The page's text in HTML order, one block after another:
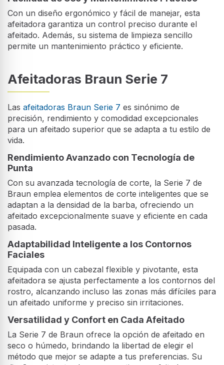
Con un diseño ergonómico y fácil de manejar, esta
afeitadora garantiza un control preciso durante el
afeitado. Además, su sistema de limpieza sencillo
permite un mantenimiento práctico y eficiente.
Afeitadoras Braun Serie 7
Las afeitadoras Braun Serie 7 es sinónimo de
precisión, rendimiento y comodidad excepcionales
para un afeitado superior que se adapta a tu estilo de
vida.
Rendimiento Avanzado con Tecnología de
Punta
Con su avanzada tecnología de corte, la Serie 7 de
Braun emplea elementos de corte inteligentes que se
adaptan a la densidad de la barba, ofreciendo un
afeitado excepcionalmente suave y eficiente en cada
pasada.
Adaptabilidad Inteligente a los Contornos
Faciales
Equipada con un cabezal flexible y pivotante, esta
afeitadora se ajusta perfectamente a los contornos del
rostro, alcanzando incluso las zonas más difíciles para
un afeitado uniforme y preciso sin irritaciones.
Versatilidad y Confort en Cada Afeitado
La Serie 7 de Braun ofrece la opción de afeitado en
seco o húmedo, brindando la libertad de elegir el
método que mejor se adapte a tus preferencias. Su